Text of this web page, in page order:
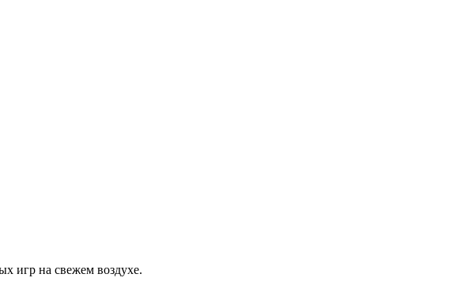
игр на свежем воздухе.